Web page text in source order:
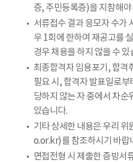
증, 주민등록증)을 지참해야
서류접수 결과 응모자 수가
우 1회에 한하여 재공고를
경우 채용을 하지 않을 수 있
최종합격자 임용포기, 합격
필요 시, 합격자 발표일로부
당하지 않는 자 중에서 차
있습니다.
기타 상세한 내용은 우리
o.or.kr)를 참조하시기 바랍
면접전형 시 제출한 증빙서